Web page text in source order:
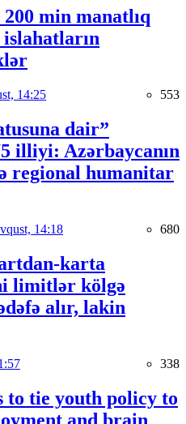
min manatlıq
14:25 553
dair”
illiyi: Azərbaycanın
regional humanitar
14:18 680
karta
limitlər kölgə
alır, lakin
338
to tie youth policy to
and brain